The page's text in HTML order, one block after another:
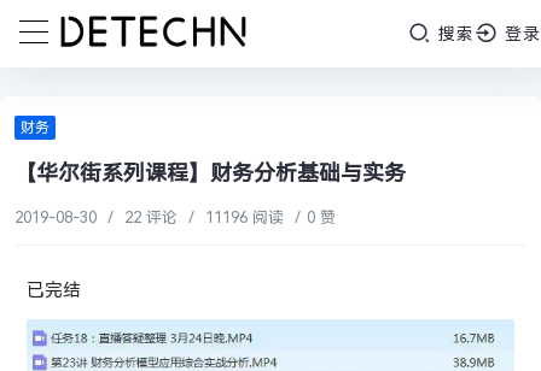
搜索 登录
财务
【华尔街系列课程】财务分析基础与实务
2019-08-30 / 22 评论 / 11196 阅读 / 0 赞
已完结